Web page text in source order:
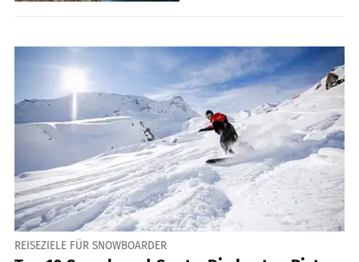
REISEZIELE FÜR SNOWBOARDER